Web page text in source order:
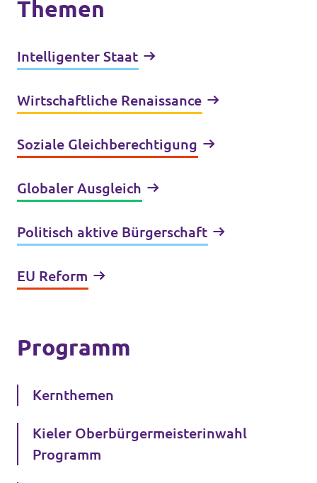
Themen
Intelligenter Staat
Wirtschaftliche Renaissance
Soziale Gleichberechtigung
Globaler Ausgleich
Politisch aktive Bürgerschaft
EU Reform
Programm
Kernthemen
Kieler Oberbürgermeisterinwahl
Programm